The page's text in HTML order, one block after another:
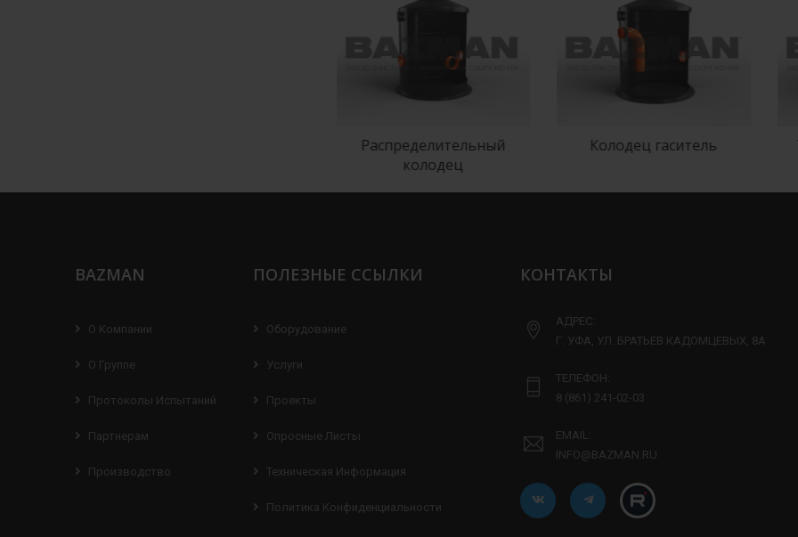
Распределительный
колодец
Колодец гаситель
BAZMAN
О Компании
О Группе
Протоколы Испытаний
Партнерам
Производство
ПОЛЕЗНЫЕ ССЫЛКИ
Оборудование
Услуги
Проекты
Опросные Листы
Техническая Информация
Политика Конфиденциальности
КОНТАКТЫ
АДРЕС:
Г. УФА, УЛ. БРАТЬЕВ КАДОМЦЕВЫХ, 8А
ТЕЛЕФОН:
8 (861) 241-02-03
EMAIL:
INFO@BAZMAN.RU